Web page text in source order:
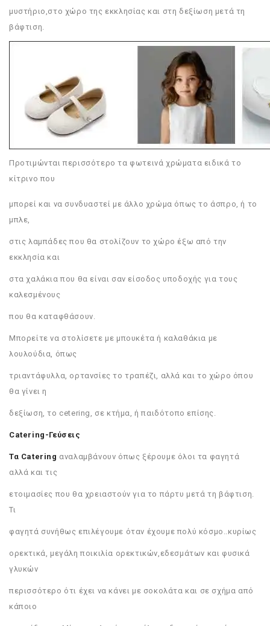
μυστήριο,στο χώρο της εκκλησίας και στη δεξίωση μετά τη
βάφτιση.
Προτιμώνται περισσότερο τα φωτεινά χρώματα ειδικά το
κίτρινο που
μπορεί και να συνδυαστεί με άλλο χρώμα όπως το άσπρο, ή το
μπλε,
στις λαμπάδες που θα στολίζουν το χώρο έξω από την
εκκλησία και
στα χαλάκια που θα είναι σαν είσοδος υποδοχής για τους
καλεσμένους
που θα καταφθάσουν.
Μπορείτε να στολίσετε με μπουκέτα ή καλαθάκια με
λουλούδια, όπως
τριαντάφυλλα, ορτανσίες το τραπέζι, αλλά και το χώρο όπου
θα γίνει η
δεξίωση, το cetering, σε κτήμα, ή παιδότοπο επίσης.
Catering-Γεύσεις
Τα Catering αναλαμβάνουν όπως ξέρουμε όλοι τα φαγητά
αλλά και τις
ετοιμασίες που θα χρειαστούν για το πάρτυ μετά τη βάφτιση.
Τι
φαγητά συνήθως επιλέγουμε όταν έχουμε πολύ κόσμο..κυρίως
ορεκτικά, μεγάλη ποικιλία ορεκτικών,εδεσμάτων και φυσικά
γλυκών
περισσότερο ότι έχει να κάνει με σοκολάτα και σε σχήμα από
κάποιο